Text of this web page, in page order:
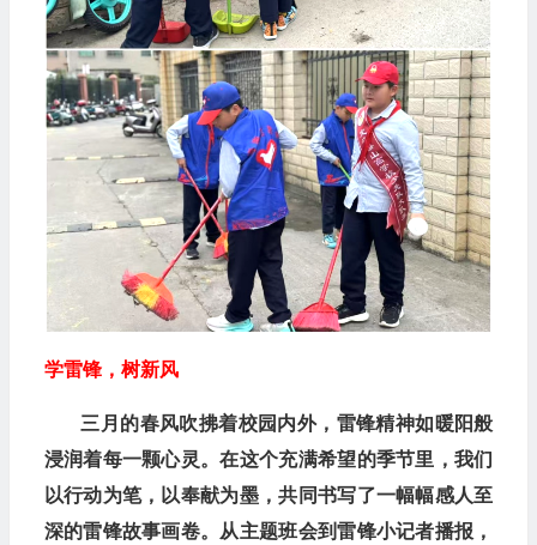
学雷锋，树新风
三月的春风吹拂着校园内外，雷锋精神如暖阳般
浸润着每一颗心灵。在这个充满希望的季节里，我们
以行动为笔，以奉献为墨，共同书写了一幅幅感人至
深的雷锋故事画卷。从主题班会到雷锋小记者播报，